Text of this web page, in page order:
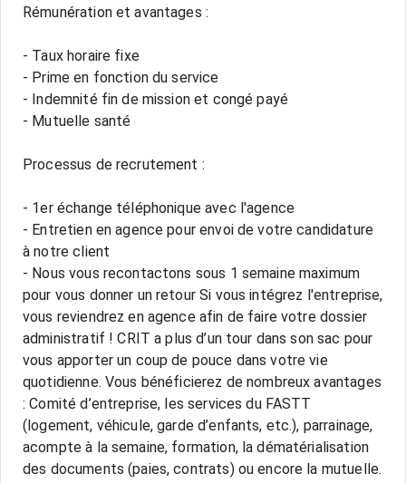
Rémunération et avantages :
- Taux horaire fixe
- Prime en fonction du service
- Indemnité fin de mission et congé payé
- Mutuelle santé
Processus de recrutement :
- 1er échange téléphonique avec l'agence
- Entretien en agence pour envoi de votre candidature
à notre client
- Nous vous recontactons sous 1 semaine maximum
pour vous donner un retour Si vous intégrez l'entreprise,
vous reviendrez en agence afin de faire votre dossier
administratif ! CRIT a plus d’un tour dans son sac pour
vous apporter un coup de pouce dans votre vie
quotidienne. Vous bénéficierez de nombreux avantages
: Comité d’entreprise, les services du FASTT
(logement, véhicule, garde d’enfants, etc.), parrainage,
acompte à la semaine, formation, la dématérialisation